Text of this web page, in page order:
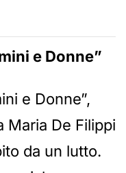
e Donne”
e Donne”,
De Filippi
da un lutto.